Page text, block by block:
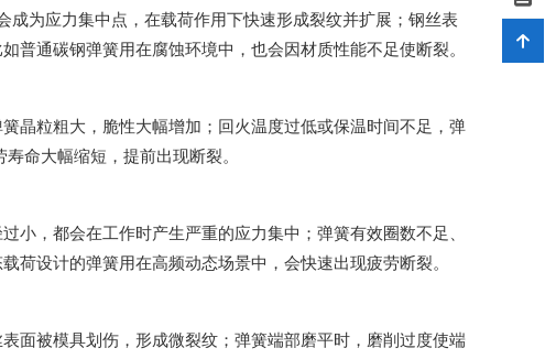
为应力集中点，在载荷作用下快速形成裂纹并扩展；钢丝表
通碳钢弹簧用在腐蚀环境中，也会因材质性能不足使断裂。
晶粒粗大，脆性大幅增加；回火温度过低或保温时间不足，弹
命大幅缩短，提前出现断裂。
，都会在工作时产生严重的应力集中；弹簧有效圈数不足、
荷设计的弹簧用在高频动态场景中，会快速出现疲劳断裂。
面被模具划伤，形成微裂纹；弹簧端部磨平时，磨削过度使端